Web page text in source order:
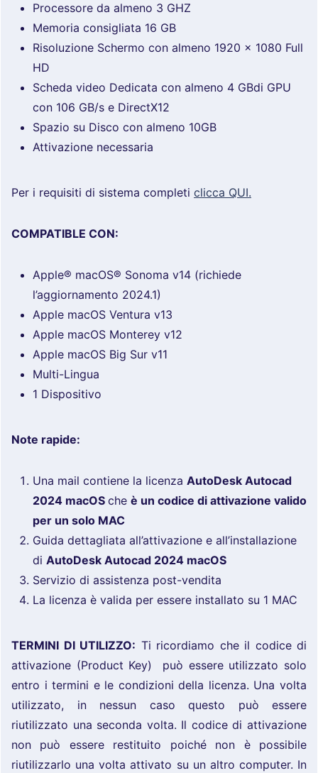
Processore da almeno 3 GHZ
Memoria consigliata 16 GB
Risoluzione Schermo con almeno 1920 x 1080 Full
HD
Scheda video Dedicata con almeno 4 GBdi GPU
con 106 GB/s e DirectX12
Spazio su Disco con almeno 10GB
Attivazione necessaria
Per i requisiti di sistema completi clicca QUI.
COMPATIBLE CON:
Apple® macOS® Sonoma v14 (richiede
l’aggiornamento 2024.1)
Apple macOS Ventura v13
Apple macOS Monterey v12
Apple macOS Big Sur v11
Multi-Lingua
1 Dispositivo
Note rapide:
Una mail contiene la licenza AutoDesk Autocad
2024 macOS che è un codice di attivazione valido
per un solo MAC
Guida dettagliata all’attivazione e all’installazione
di AutoDesk Autocad 2024 macOS
Servizio di assistenza post-vendita
La licenza è valida per essere installato su 1 MAC
TERMINI DI UTILIZZO: Ti ricordiamo che il codice di
attivazione (Product Key) può essere utilizzato solo
entro i termini e le condizioni della licenza. Una volta
utilizzato, in nessun caso questo può essere
riutilizzato una seconda volta. Il codice di attivazione
non può essere restituito poiché non è possibile
riutilizzarlo una volta attivato su un altro computer. In